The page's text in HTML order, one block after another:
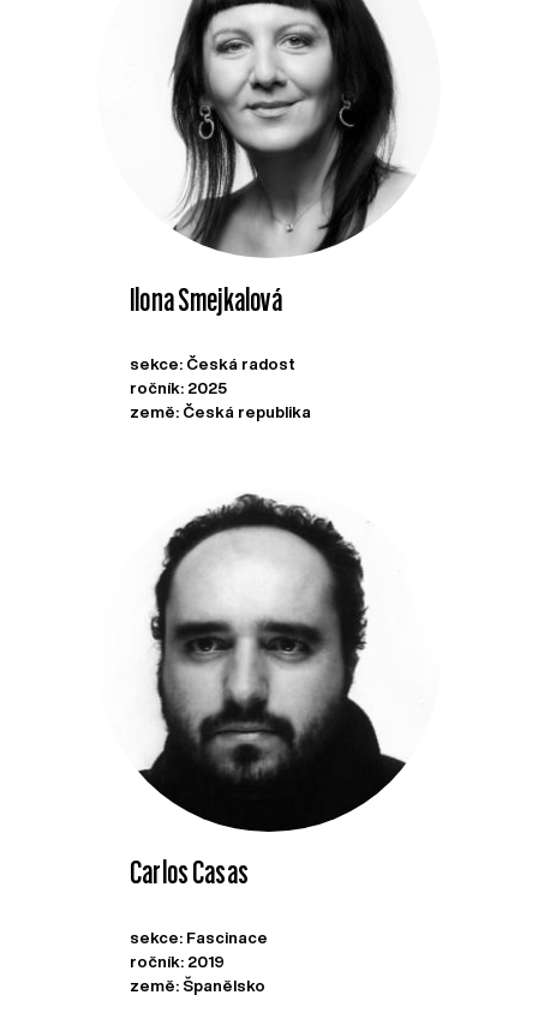
Ilona Smejkalová
sekce: Česká radost
ročník: 2025
země: Česká republika
Carlos Casas
sekce: Fascinace
ročník: 2019
země: Španělsko